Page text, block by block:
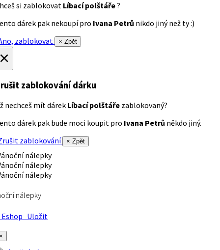
si zablokovat Líbací polštáře?
dárek pak nekoupí pro Ivana Petrů nikdo jiný než ty :)
zablokovat
× Zpět
zablokování dárku
nechceš mít dárek Líbací polštáře zablokovaný?
dárek pak bude moci koupit pro Ivana Petrů někdo jiný.
zablokování
× Zpět
nálepky
Uložit